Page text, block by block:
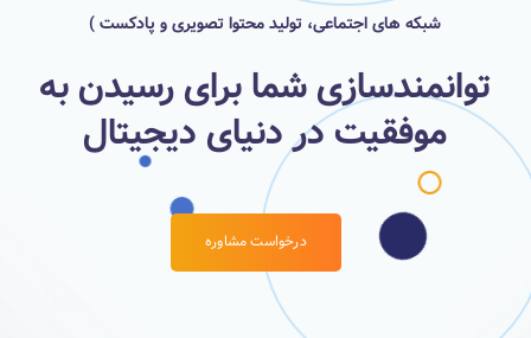
شبکه های اجتماعی، تولید محتوا تصویری و پادکست )
توانمندسازی شما برای رسیدن به
موفقیت در دنیای دیجیتال
درخواست مشاوره